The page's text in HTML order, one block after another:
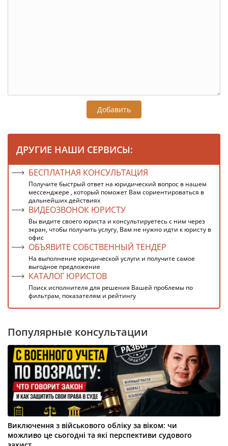
Добавить
ДРУГИЕ НАШИ СЕРВИСЫ:
БЕСПЛАТНАЯ КОНСУЛЬТАЦИЯ
Получите быстрый ответ на юридический вопрос в нашем
мессенджере , который поможет Вам сориентироваться в
дальнейших действиях
ВИДЕОЗВОНОК ЮРИСТУ
Вы видите своего юриста и консультируетесь с ним через
экран, чтобы получить услугу, Вам не нужно идти к юристу в
офис
ОБЪЯВИТЕ СОБСТВЕННЫЙ ТЕНДЕР
На выполнение юридической услуги и получите самое
выгодное предложение
КАТАЛОГ ЮРИСТОВ
Поиск исполнителя для решения Вашей проблемы по
фильтрам, показателям и рейтингу
Популярные консультации
Виключення з військового обліку за віком: чи
можливо це сьогодні та які перспективи судового